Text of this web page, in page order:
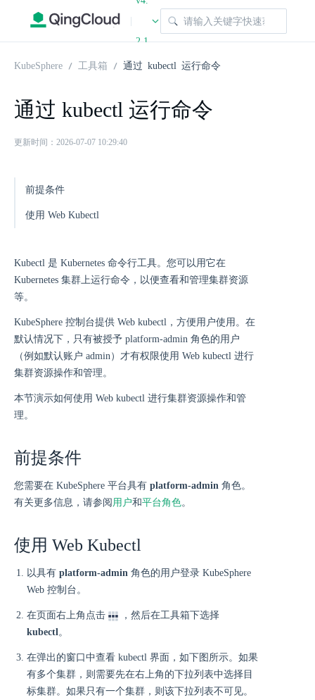
|
2.1
KubeSphere 工具箱 通过 kubectl 运行命令
通过 kubectl 运行命令
更新时间：2026-07-07 10:29:40
前提条件
使用 Web Kubectl
Kubectl 是 Kubernetes 命令行工具。您可以用它在
Kubernetes 集群上运行命令，以便查看和管理集群资源
等。
KubeSphere 控制台提供 Web kubectl，方便用户使用。在
默认情况下，只有被授予 platform-admin 角色的用户
（例如默认账户 admin）才有权限使用 Web kubectl 进行
集群资源操作和管理。
本节演示如何使用 Web kubectl 进行集群资源操作和管
理。
前提条件
您需要在 KubeSphere 平台具有 platform-admin 角色。
有关更多信息，请参阅 用户和平台角色。
使用 Web Kubectl
以具有 platform-admin 角色的用户登录 KubeSphere
Web 控制台。
在页面右上角点击
，然后在工具箱下选择
kubectl。
在弹出的窗口中查看 kubectl 界面，如下图所示。如果
有多个集群，则需要先在右上角的下拉列表中选择目
标集群。如果只有一个集群，则该下拉列表不可见。